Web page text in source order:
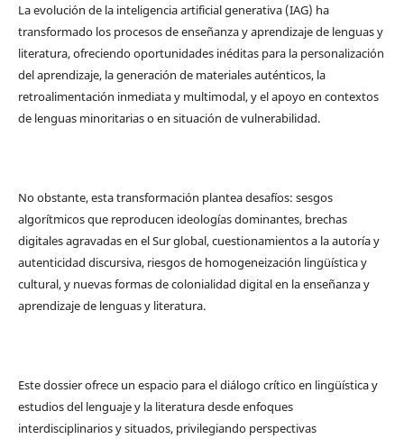
La evolución de la inteligencia artificial generativa (IAG) ha
transformado los procesos de enseñanza y aprendizaje de lenguas y
literatura, ofreciendo oportunidades inéditas para la personalización
del aprendizaje, la generación de materiales auténticos, la
retroalimentación inmediata y multimodal, y el apoyo en contextos
de lenguas minoritarias o en situación de vulnerabilidad.
No obstante, esta transformación plantea desafíos: sesgos
algorítmicos que reproducen ideologías dominantes, brechas
digitales agravadas en el Sur global, cuestionamientos a la autoría y
autenticidad discursiva, riesgos de homogeneización lingüística y
cultural, y nuevas formas de colonialidad digital en la enseñanza y
aprendizaje de lenguas y literatura.
Este dossier ofrece un espacio para el diálogo crítico en lingüística y
estudios del lenguaje y la literatura desde enfoques
interdisciplinarios y situados, privilegiando perspectivas